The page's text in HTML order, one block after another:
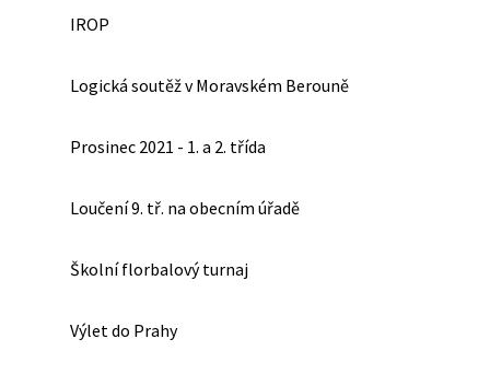
IROP
Logická soutěž v Moravském Berouně
Prosinec 2021 - 1. a 2. třída
Loučení 9. tř. na obecním úřadě
Školní florbalový turnaj
Výlet do Prahy